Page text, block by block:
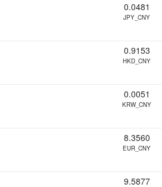
0.0481
JPY_CNY
0.9153
HKD_CNY
0.0051
KRW_CNY
8.3560
EUR_CNY
9.5877